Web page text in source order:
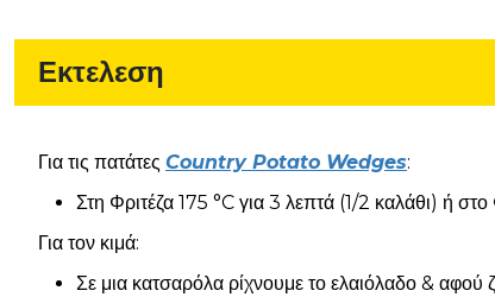
Εκτελεση
Για τις πατάτες Country Potato Wedges:
Στη Φριτέζα 175 °C για 3 λεπτά (1/2 καλάθι) ή
Για τον κιμά:
Σε μια κατσαρόλα ρίχνουμε το ελαιόλαδο & αφού